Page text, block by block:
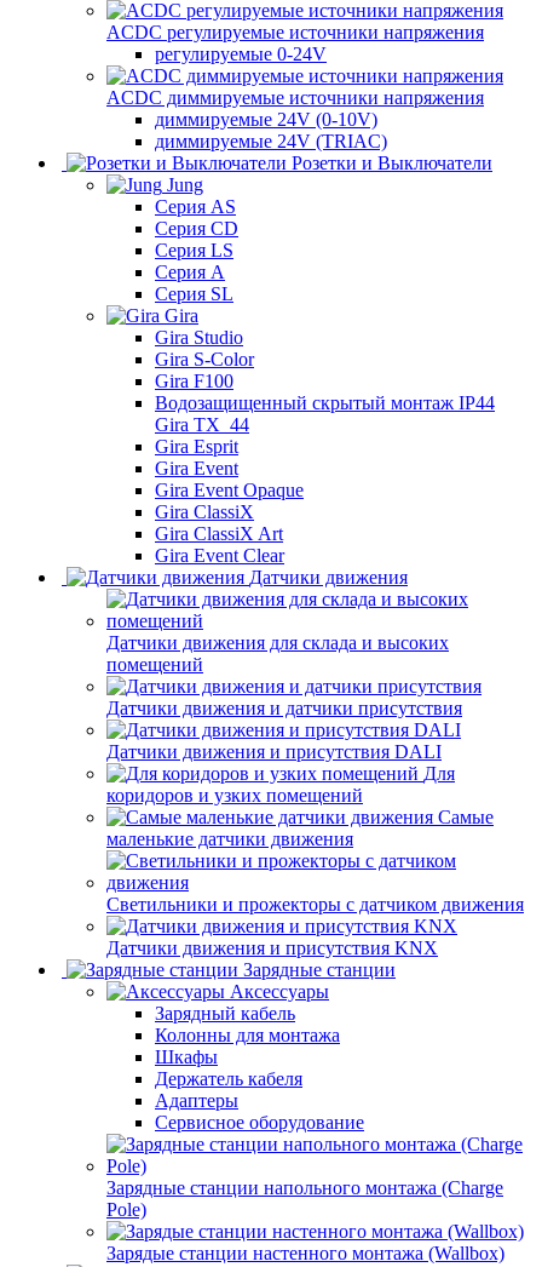
ACDC регулируемые источники напряжения
регулируемые 0-24V
ACDC диммируемые источники напряжения
диммируемые 24V (0-10V)
диммируемые 24V (TRIAC)
Розетки и Выключатели
Jung
Серия AS
Серия CD
Серия LS
Серия A
Серия SL
Gira
Gira Studio
Gira S-Color
Gira F100
Водозащищенный скрытый монтаж IP44
Gira TX_44
Gira Esprit
Gira Event
Gira Event Opaque
Gira ClassiX
Gira ClassiX Art
Gira Event Clear
Датчики движения
Датчики движения для склада и высоких
помещений
Датчики движения и датчики присутствия
Датчики движения и присутствия DALI
Для
коридоров и узких помещений
Самые
маленькие датчики движения
Светильники и прожекторы с датчиком движения
Датчики движения и присутствия KNX
Зарядные станции
Аксессуары
Зарядный кабель
Колонны для монтажа
Шкафы
Держатель кабеля
Адаптеры
Сервисное оборудование
Зарядные станции напольного монтажа (Charge
Pole)
Зарядые станции настенного монтажа (Wallbox)